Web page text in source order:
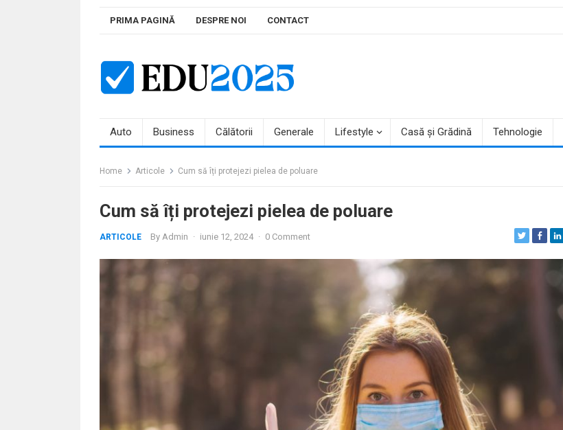
PRIMA PAGINĂ DESPRE NOI CONTACT
Auto Business Călătorii Generale Lifestyle Casă și Grădină Tehnologie
Home Articole Cum să îți protejezi pielea de poluare
Cum să îți protejezi pielea de poluare
ARTICOLE By Admin · iunie 12, 2024 · 0 Comment